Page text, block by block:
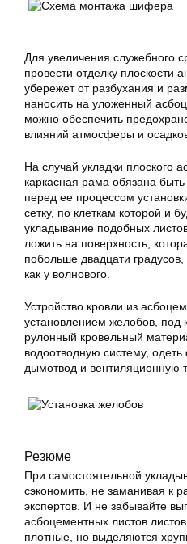
Для увеличения служебного
провести отделку плоскости
убережет от разбухания и
наносить на уложенный
можно обеспечить
влияний атмосферы и
На случай укладки плоского
каркасная рама обязана
перед ее процессом
сетку, по клеткам которой и
укладывание подобных
ложить на поверхность,
побольше двадцати
как у волнового.
Устройство кровли из
установлением желобов, под
рулонный кровельный
водоотводную систему,
дымотвод и вентиляционную
Резюме
При самостоятельной
сэкономить, не заманивая к
экспертов. И не забывайте
асбоцементных листов
плотные, но выделяются